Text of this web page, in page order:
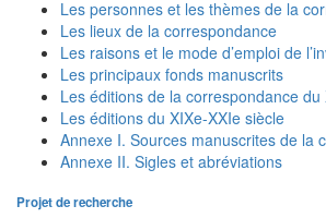
Les personnes et les thèmes de la
Les lieux de la correspondance
Les raisons et le mode d’emploi de
Les principaux fonds manuscrits
Les éditions de la correspondance du
Les éditions du XIXe-XXIe siècle
Annexe I. Sources manuscrites de la
Annexe II. Sigles et abréviations
Projet de recherche